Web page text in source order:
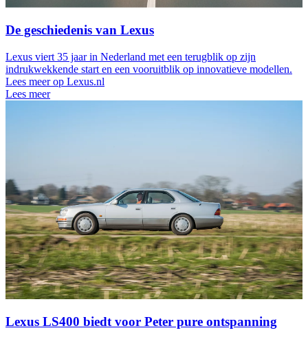
De geschiedenis van Lexus
Lexus viert 35 jaar in Nederland met een terugblik op zijn
indrukwekkende start en een vooruitblik op innovatieve modellen.
Lees meer op Lexus.nl
Lees meer
Lexus LS400 biedt voor Peter pure ontspanning